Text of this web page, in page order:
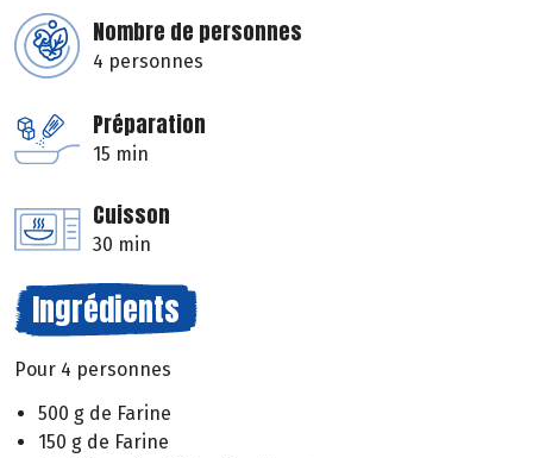
Nombre de personnes
4 personnes
Préparation
15 min
Cuisson
30 min
Ingrédients
Pour 4 personnes
500 g de Farine
150 g de Farine